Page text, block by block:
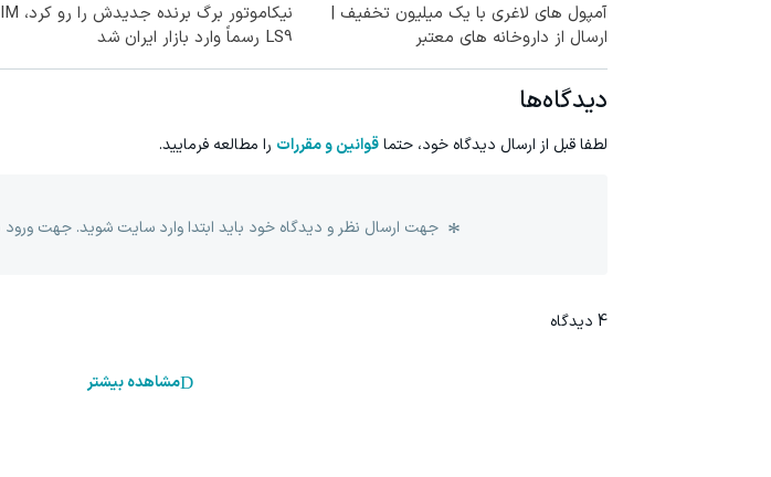
آمپول های لاغری با یک میلیون تخفیف |
ارسال از داروخانه های معتبر
نیکاموتور برگ برنده جدیدش را رو کرد، IM
LS9 رسماً وارد بازار ایران شد
دیدگاه‌ها
لطفا قبل از ارسال دیدگاه خود، حتماقوانین و مقررات را مطالعه فرمایید.
جهت ارسال نظر و دیدگاه خود باید ابتدا وارد سایت شوید. جهت
4 دیدگاه
مشاهده بیشتر